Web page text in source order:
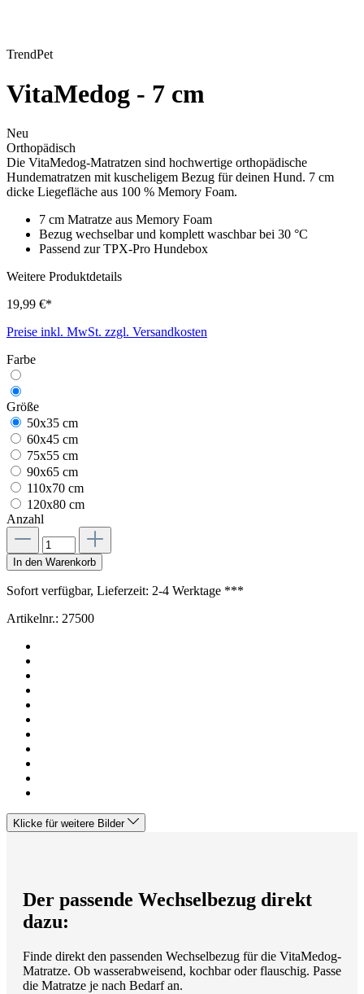
TrendPet
VitaMedog - 7 cm
Neu
Orthopädisch
Die VitaMedog-Matratzen sind hochwertige orthopädische
Hundematratzen mit kuscheligem Bezug für deinen Hund. 7 cm
dicke Liegefläche aus 100 % Memory Foam.
7 cm Matratze aus Memory Foam
Bezug wechselbar und komplett waschbar bei 30 °C
Passend zur TPX-Pro Hundebox
Weitere Produktdetails
19,99 €*
Preise inkl. MwSt. zzgl. Versandkosten
Farbe
Größe
50x35 cm
60x45 cm
75x55 cm
90x65 cm
110x70 cm
120x80 cm
Anzahl
In den Warenkorb
Sofort verfügbar, Lieferzeit: 2-4 Werktage ***
Artikelnr.: 27500
Klicke für weitere Bilder
Der passende Wechselbezug direkt
dazu:
Finde direkt den passenden Wechselbezug für die VitaMedog-
Matratze. Ob wasserabweisend, kochbar oder flauschig. Passe
die Matratze je nach Bedarf an.